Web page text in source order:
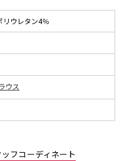
ウレタン4％
ウス
フコーディネート